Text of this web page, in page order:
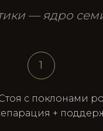
— ядро
1
с поклонами
+